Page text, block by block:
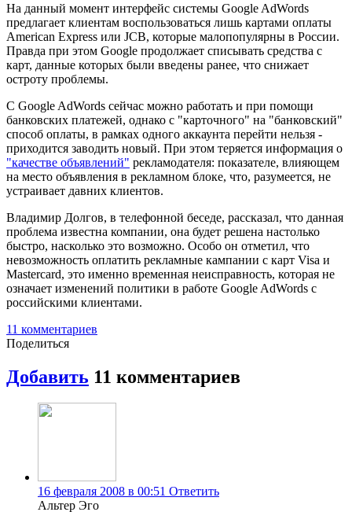
На данный момент интерфейс системы Google AdWords
предлагает клиентам воспользоваться лишь картами оплаты
American Express или JCB, которые малопопулярны в России.
Правда при этом Google продолжает списывать средства с
карт, данные которых были введены ранее, что снижает
остроту проблемы.
C Google AdWords сейчас можно работать и при помощи
банковских платежей, однако с "карточного" на "банковский"
способ оплаты, в рамках одного аккаунта перейти нельзя -
приходится заводить новый. При этом теряется информация о
"качестве объявлений" рекламодателя: показателе, влияющем
на место объявления в рекламном блоке, что, разумеется, не
устраивает давних клиентов.
Владимир Долгов, в телефонной беседе, рассказал, что данная
проблема известна компании, она будет решена настолько
быстро, насколько это возможно. Особо он отметил, что
невозможность оплатить рекламные кампании с карт Visa и
Mastercard, это именно временная неисправность, которая не
означает изменений политики в работе Google AdWords с
российскими клиентами.
11 комментариев
Поделиться
Добавить 11 комментариев
16 февраля 2008 в 00:51 Ответить
Альтер Эго